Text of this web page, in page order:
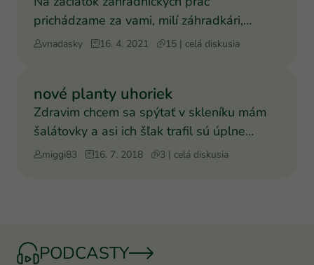
prichádzame za vami, milí záhradkári,
aspoň s niektorými radami, aby
vnadasky 16. 4. 2021 15 | celá diskusia
nové planty uhoriek
Zdravim chcem sa spýtať v skleníku mám
šalátovky a asi ich šľak trafil sú úplne
odkvacnute. Môžem ic
miggi83 16. 7. 2018 3 | celá diskusia
PODCASTY